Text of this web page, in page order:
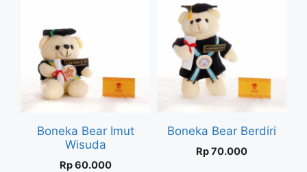
Boneka Bear Imut
Wisuda
Rp60.000
Boneka Bear Berdiri
Rp70.000